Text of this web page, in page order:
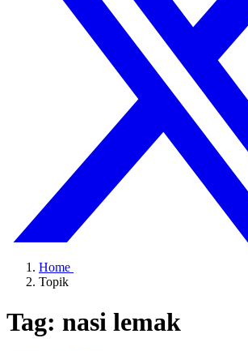
Home
Topik
Tag: nasi lemak